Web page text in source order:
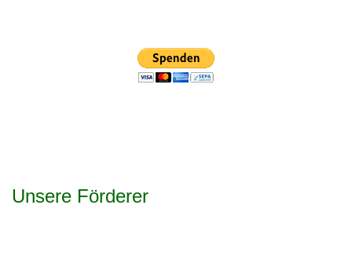
Unsere Förderer